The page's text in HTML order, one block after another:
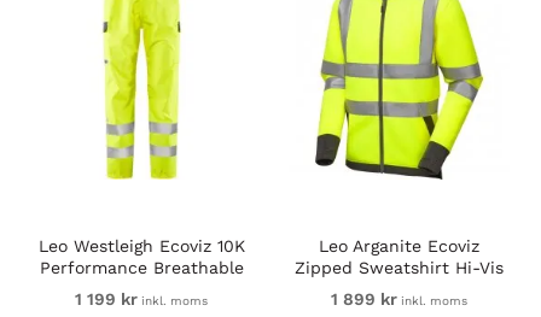
Leo Westleigh Ecoviz 10K
Performance Breathable
Overtrouser Hi-Vis Yellow
1 199 kr inkl. moms
Leo Arganite Ecoviz
Zipped Sweatshirt Hi-Vis
Yellow
1 899 kr inkl. moms